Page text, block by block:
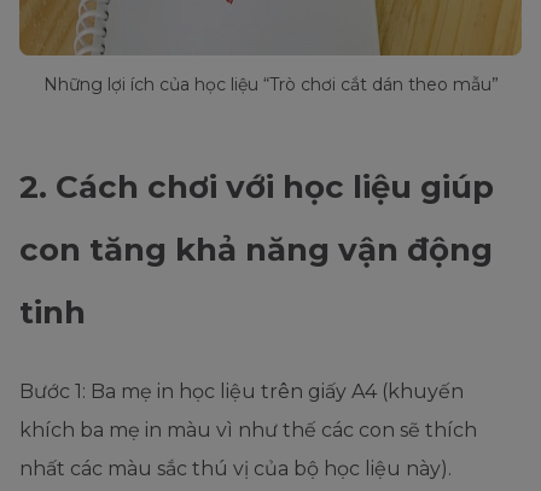
Những lợi ích của học liệu “Trò chơi cắt dán theo mẫu”
2. Cách chơi với học liệu giúp
con tăng khả năng vận động
tinh
Bước 1: Ba mẹ in học liệu trên giấy A4 (khuyến
khích ba mẹ in màu vì như thế các con sẽ thích
nhất các màu sắc thú vị của bộ học liệu này).